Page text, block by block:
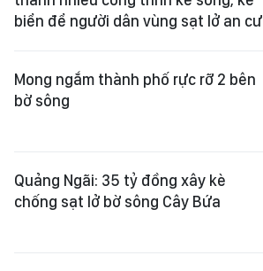
biển để người dân vùng sạt lở an cư
Mong ngắm thành phố rực rỡ 2 bên
bờ sông
Quảng Ngãi: 35 tỷ đồng xây kè
chống sạt lở bờ sông Cây Bứa